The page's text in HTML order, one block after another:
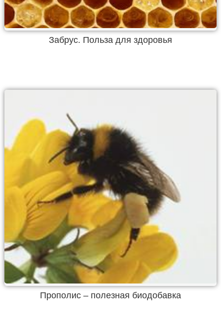
Забрус. Польза для здоровья
Прополис – полезная биодобавка